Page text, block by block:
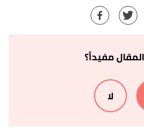
medlineplus ,
floor exercises",
Nicole Davis (7/3/
Exercises for
مفيداً؟
لا